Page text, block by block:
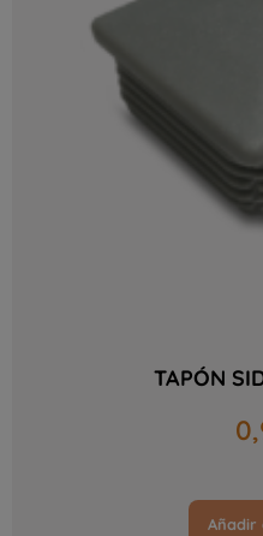
TAPÓN
Añadir